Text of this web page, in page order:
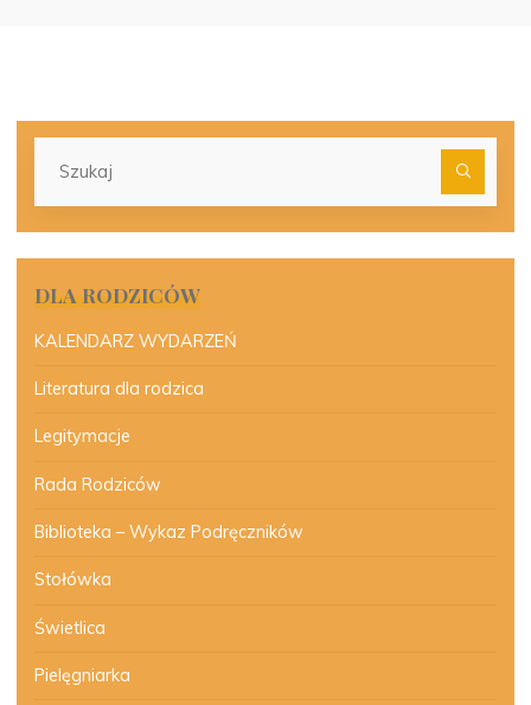
DLA RODZICÓW
KALENDARZ WYDARZEŃ
Literatura dla rodzica
Legitymacje
Rada Rodziców
Biblioteka – Wykaz Podręczników
Stołówka
Świetlica
Pielęgniarka